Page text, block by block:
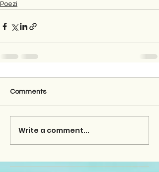
Poezi
Comments
Write a comment...